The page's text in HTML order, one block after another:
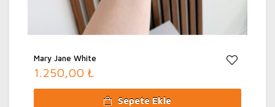
Mary Jane White
1.250,00 ₺
Sepete Ekle